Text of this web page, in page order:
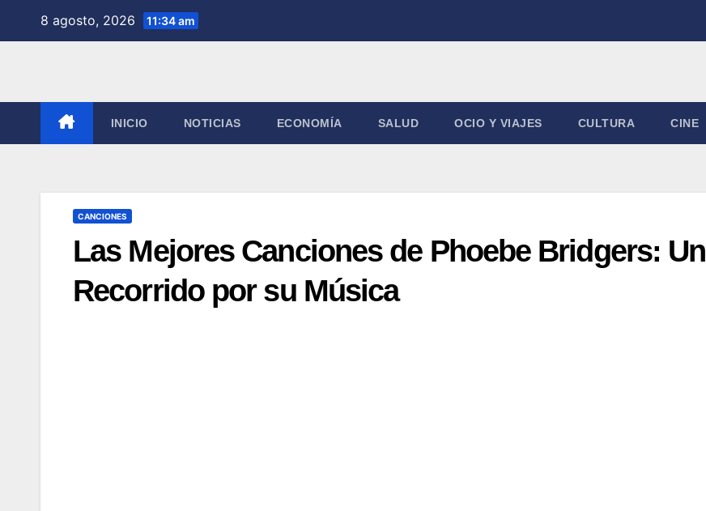
8 agosto, 2026 11:34 am
INICIO NOTICIAS ECONOMÍA SALUD OCIO Y VIAJES CULTURA CINE
CANCIONES
Las Mejores Canciones de Phoebe Bridgers: Un
Recorrido por su Música